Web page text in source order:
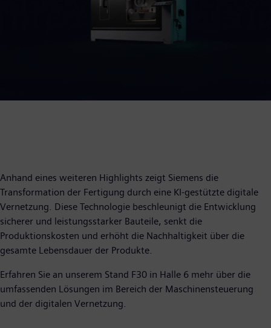
Anhand eines weiteren Highlights zeigt Siemens die
Transformation der Fertigung durch eine KI-gestützte digitale
Vernetzung. Diese Technologie beschleunigt die Entwicklung
sicherer und leistungsstarker Bauteile, senkt die
Produktionskosten und erhöht die Nachhaltigkeit über die
gesamte Lebensdauer der Produkte.
Erfahren Sie an unserem Stand F30 in Halle 6 mehr über die
umfassenden Lösungen im Bereich der Maschinensteuerung
und der digitalen Vernetzung.